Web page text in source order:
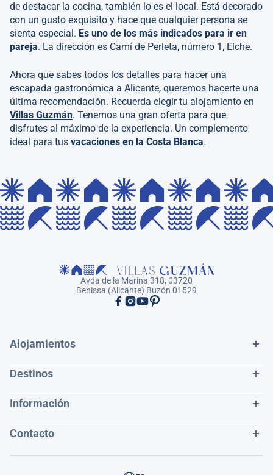
de destacar la cocina, también lo es el local. Está decorado
con un gusto exquisito y hace que cualquier persona se
sienta especial. Es uno de los más indicados para ir en
pareja. La dirección es Camí de Perleta, número 1, Elche.
Ahora que sabes todos los detalles para hacer una
escapada gastronómica a Alicante, queremos hacerte una
última recomendación. Recuerda elegir tu alojamiento en
Villas Guzmán. Tenemos una gran oferta para que
disfrutes al máximo de la experiencia. Un complemento
ideal para tus vacaciones en la Costa Blanca.
Avda de la Marina 318, 03720
Benissa (Alicante) Buzón 01529
Alojamientos
Destinos
Información
Contacto